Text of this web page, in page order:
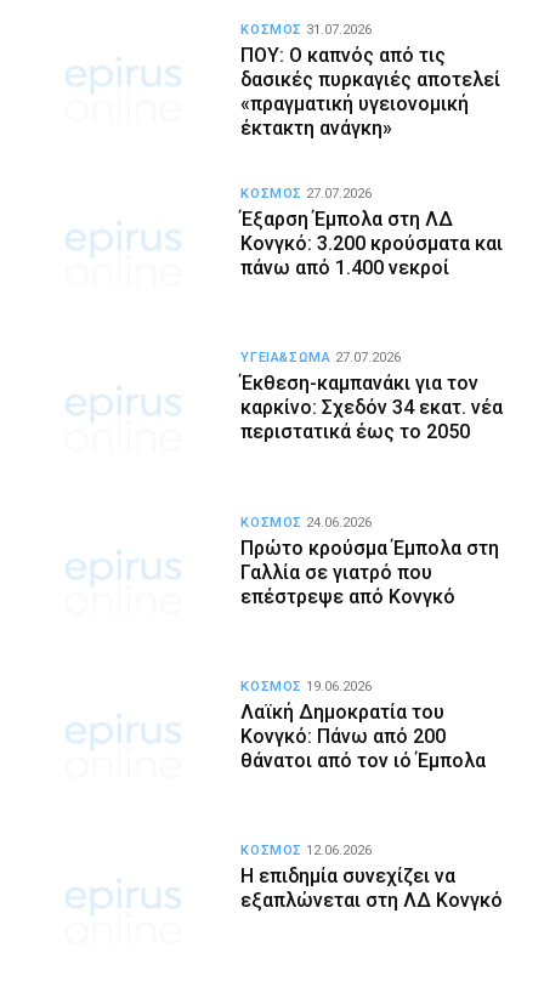
ΠΟΥ: Ο καπνός από τις
δασικές πυρκαγιές αποτελεί
«πραγματική υγειονομική
έκτακτη ανάγκη»
ΚΟΣΜΟΣ 31.07.2026
Έξαρση Έμπολα στη ΛΔ
Κονγκό: 3.200 κρούσματα και
πάνω από 1.400 νεκροί
ΚΟΣΜΟΣ 27.07.2026
Έκθεση-καμπανάκι για τον
καρκίνο: Σχεδόν 34 εκατ. νέα
περιστατικά έως το 2050
ΥΓΕΙΑ&ΣΩΜΑ 27.07.2026
Πρώτο κρούσμα Έμπολα στη
Γαλλία σε γιατρό που
επέστρεψε από Κονγκό
ΚΟΣΜΟΣ 24.06.2026
Λαϊκή Δημοκρατία του
Κονγκό: Πάνω από 200
θάνατοι από τον ιό Έμπολα
ΚΟΣΜΟΣ 19.06.2026
Η επιδημία συνεχίζει να
εξαπλώνεται στη ΛΔ Κονγκό
ΚΟΣΜΟΣ 12.06.2026